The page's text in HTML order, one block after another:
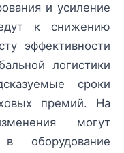
и усиление
к снижению
эффективности
логистики
сроки
премий. На
могут
оборудование